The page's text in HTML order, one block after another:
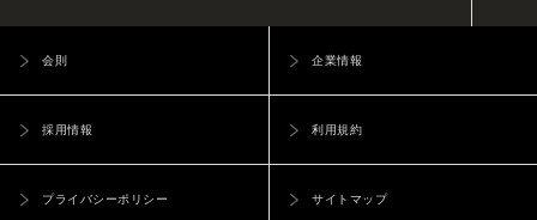
会則 企業情報
採用情報 利用規約
プライバシーポリシー サイトマップ